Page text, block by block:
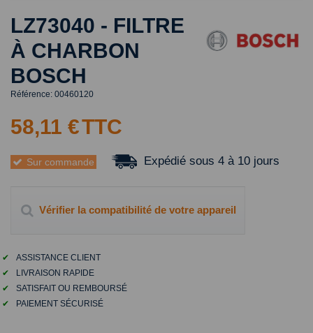
LZ73040 - FILTRE
À CHARBON
BOSCH
Référence: 00460120
58,11 €TTC
Sur commande Expédié sous 4 à 10 jours
Vérifier la compatibilité de votre appareil
✔
ASSISTANCE CLIENT
✔
LIVRAISON RAPIDE
✔
SATISFAIT OU REMBOURSÉ
✔
PAIEMENT SÉCURISÉ